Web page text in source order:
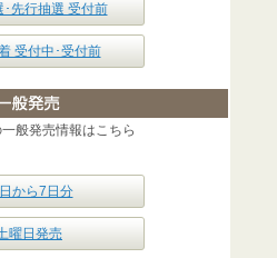
･先行抽選 受付前
受付中･受付前
般発売情報はこちら
から7日分
曜日発売